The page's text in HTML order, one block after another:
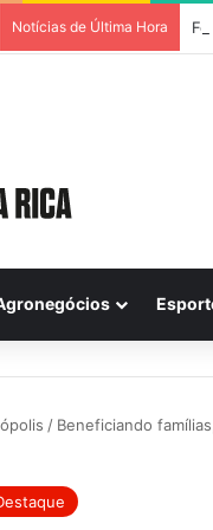
Notícias de Última Hora
/ Beneficiando